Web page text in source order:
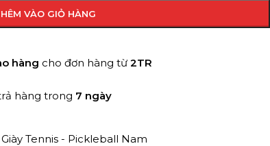
VÀO GIỎ HÀNG
hàng cho đơn hàng từ 2TR
hàng trong 7 ngày
Giày Tennis - Pickleball Nam